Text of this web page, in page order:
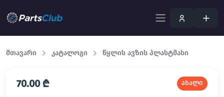
მთავარი კატალოგი წყლის ავზის პლასტმასი
70.00 ₾ ახალი